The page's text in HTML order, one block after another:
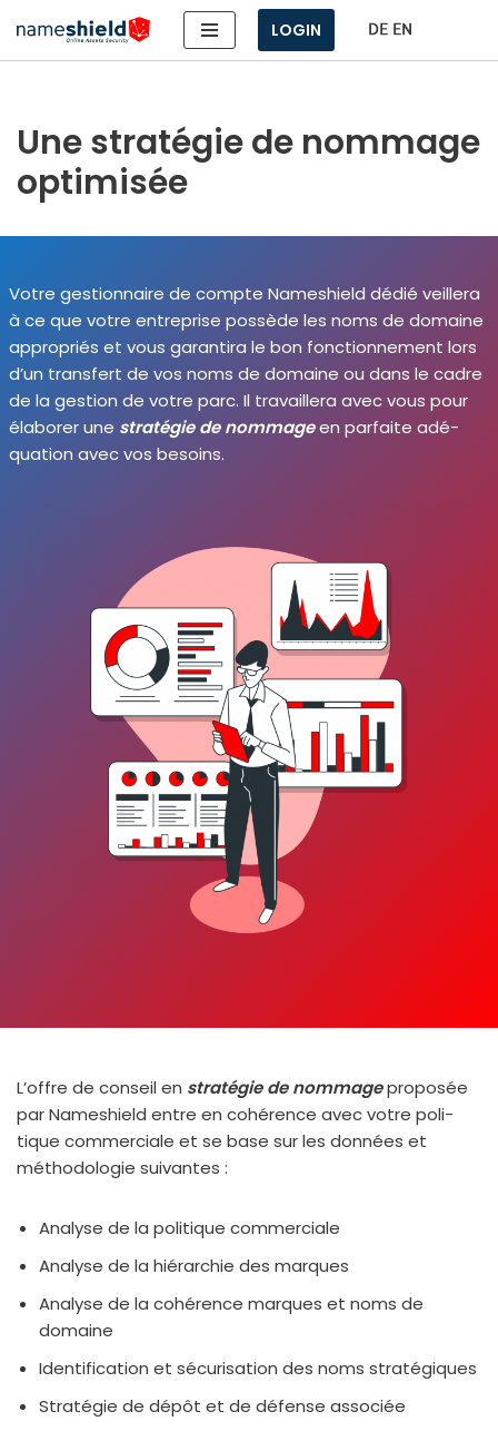
Aller
LOGIN
Une stratégie de nommage
optimisée
Votre ges­tion­naire de compte Nameshield dédié veille­ra
à ce que votre entre­prise pos­sède les noms de domaine
appro­priés et vous garan­ti­ra le bon fonc­tion­ne­ment lors
d’un trans­fert de vos noms de domaine ou dans le cadre
de la ges­tion de votre parc. Il tra­vaille­ra avec vous pour
éla­bo­rer une stra­té­gie de nom­mage en par­faite adé­
qua­tion avec vos besoins.
L’offre de conseil en stra­té­gie de nom­magepro­po­sée
par Nameshield entre en cohé­rence avec votre poli­
tique com­mer­ciale et se base sur les don­nées et
métho­do­lo­gie sui­vantes :
Analyse de la poli­tique com­mer­ciale
Analyse de la hié­rar­chie des marques
Analyse de la cohé­rence marques et noms de
domaine
Identification et sécu­ri­sa­tion des noms stra­té­giques
Stratégie de dépôt et de défense asso­ciée